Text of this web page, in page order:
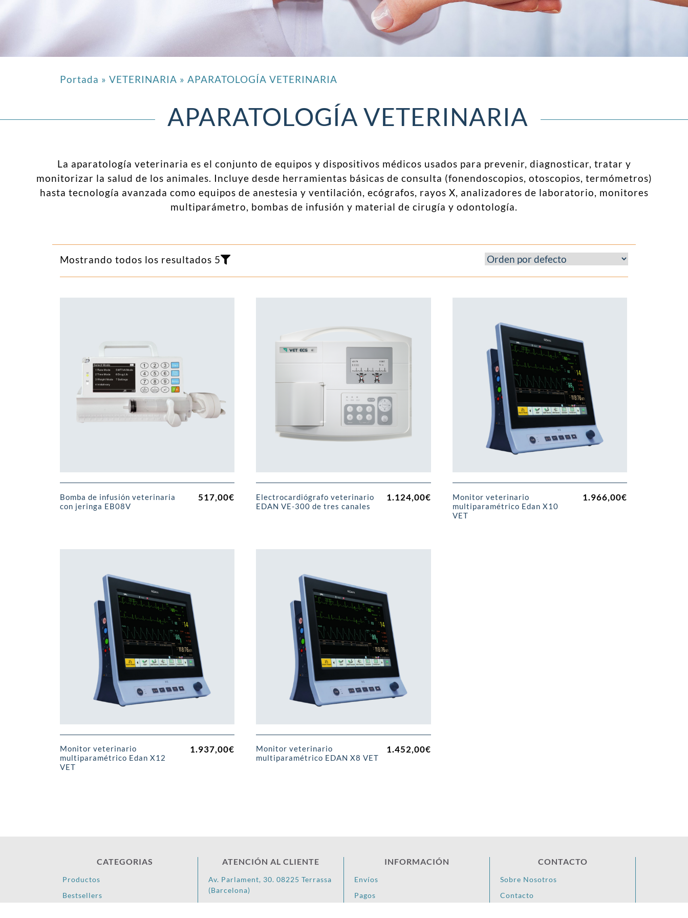
Portada » VETERINARIA » APARATOLOGÍA VETERINARIA
APARATOLOGÍA VETERINARIA
La aparatología veterinaria es el conjunto de equipos y dispositivos médicos usados para prevenir, diagnosticar, tratar y
monitorizar la salud de los animales. Incluye desde herramientas básicas de consulta (fonendoscopios, otoscopios, termómetros)
hasta tecnología avanzada como equipos de anestesia y ventilación, ecógrafos, rayos X, analizadores de laboratorio, monitores
multiparámetro, bombas de infusión y material de cirugía y odontología.
Mostrando todos los resultados 5
Bomba de infusión veterinaria
con jeringa EB08V
517,00€
Electrocardiógrafo veterinario
EDAN VE-300 de tres canales
1.124,00€
Monitor veterinario
multiparamétrico Edan X10
VET
1.966,00€
Monitor veterinario
multiparamétrico Edan X12
VET
1.937,00€
Monitor veterinario
multiparamétrico EDAN X8 VET
1.452,00€
CATEGORIAS
Productos
Bestsellers
ATENCIÓN AL CLIENTE
Av. Parlament, 30. 08225 Terrassa
(Barcelona)
INFORMACIÓN
Envíos
Pagos
CONTACTO
Sobre Nosotros
Contacto